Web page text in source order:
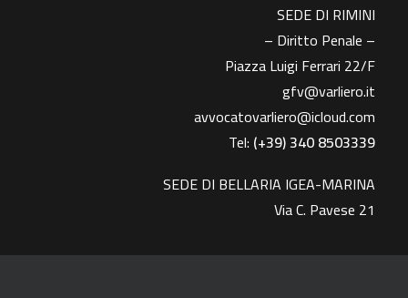
SEDE DI RIMINI
– Diritto Penale –
Piazza Luigi Ferrari 22/F
gfv@varliero.it
avvocatovarliero@icloud.com
Tel: (+39) 340 8503339
SEDE DI BELLARIA IGEA-MARINA
Via C. Pavese 21